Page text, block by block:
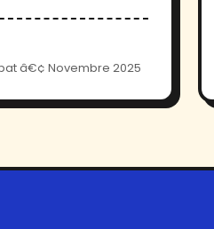
â€¢ Novembre 2025